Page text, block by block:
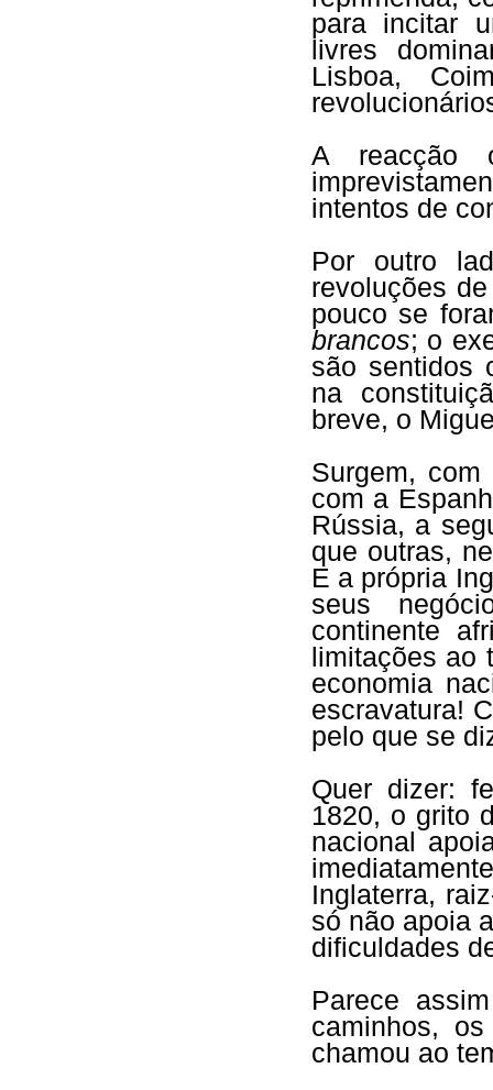
para incitar
livres
Lisboa,
A reacção
intentos de
Por outro
revoluções
pouco se
brancos; o
são sentidos
na
breve, o
Surgem,
com a
Rússia, a
que outras,
E a própria
seus
continente
limitações ao
economia
escravatura!
pelo que se
Quer dizer:
1820, o grito
nacional
Inglaterra,
só não apoia
dificuldades
Parece
caminhos,
chamou ao